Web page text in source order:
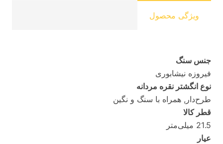
ویژگی محصول
جنس سنگ
فیروزه نیشابوری
نوع انگشتر نقره مردانه
طرح‌دار, همراه با سنگ و نگین
قطر کالا
21.5 میلی‌متر
عیار